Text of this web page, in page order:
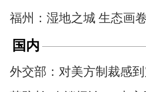
福州：湿地之城 生态画
国内
外交部：对美方制裁感